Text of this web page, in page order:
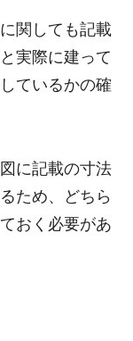
関しても記載
実際に建って
ているかの確
に記載の寸法
ため、どちら
おく必要があ